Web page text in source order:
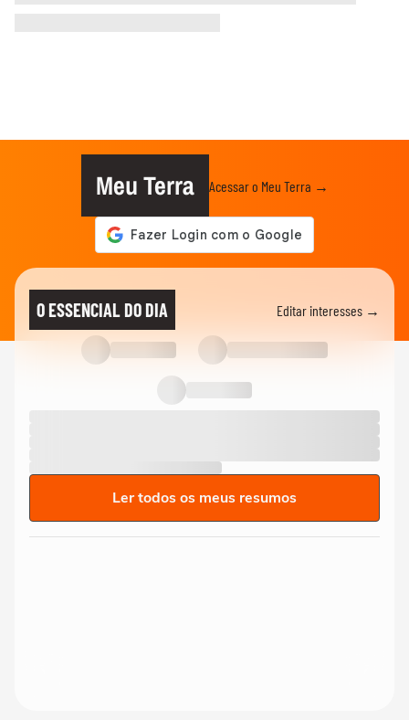
Meu Terra Acessar o Meu Terra →
O ESSENCIAL DO DIA Editar interesses →
Ler todos os meus resumos